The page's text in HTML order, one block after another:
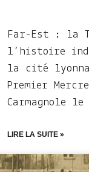
Far-Est : la
l’histoire
la cité
Premier
Carmagnole
LIRE LA SUITE »